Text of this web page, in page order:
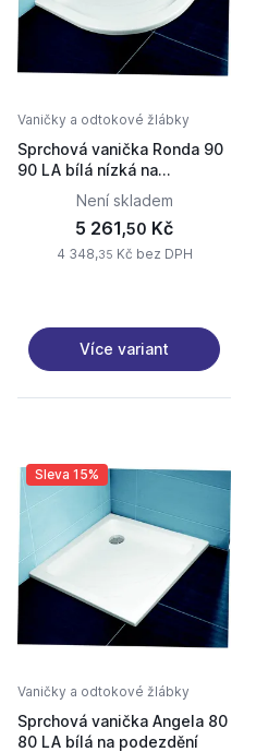
Vaničky a odtokové žlábky
Sprchová vanička Ronda 90
90 LA bílá nízká na
podezdění
Není skladem
5 261,50 Kč
4 348,35 Kč bez DPH
Více variant
Sleva 15%
Vaničky a odtokové žlábky
Sprchová vanička Angela 80
80 LA bílá na podezdění